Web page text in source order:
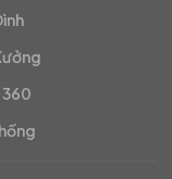
360